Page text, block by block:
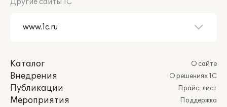
Другие сайты 1С
Каталог
Внедрения
Публикации
Мероприятия
О сайте
О решениях 1С
Прайс-лист
Поддержка